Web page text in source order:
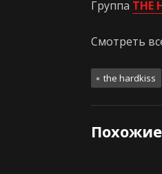
Группа THE
Смотреть
the hardkiss